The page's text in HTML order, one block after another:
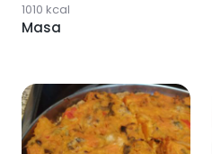
1010 kcal
Masa